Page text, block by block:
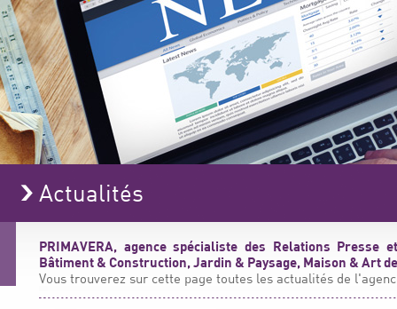
Actualités
PRIMAVERA, agence spécialiste des Relations Presse
Bâtiment & Construction, Jardin & Paysage, Maison & Art
Vous trouverez sur cette page toutes les actualités de